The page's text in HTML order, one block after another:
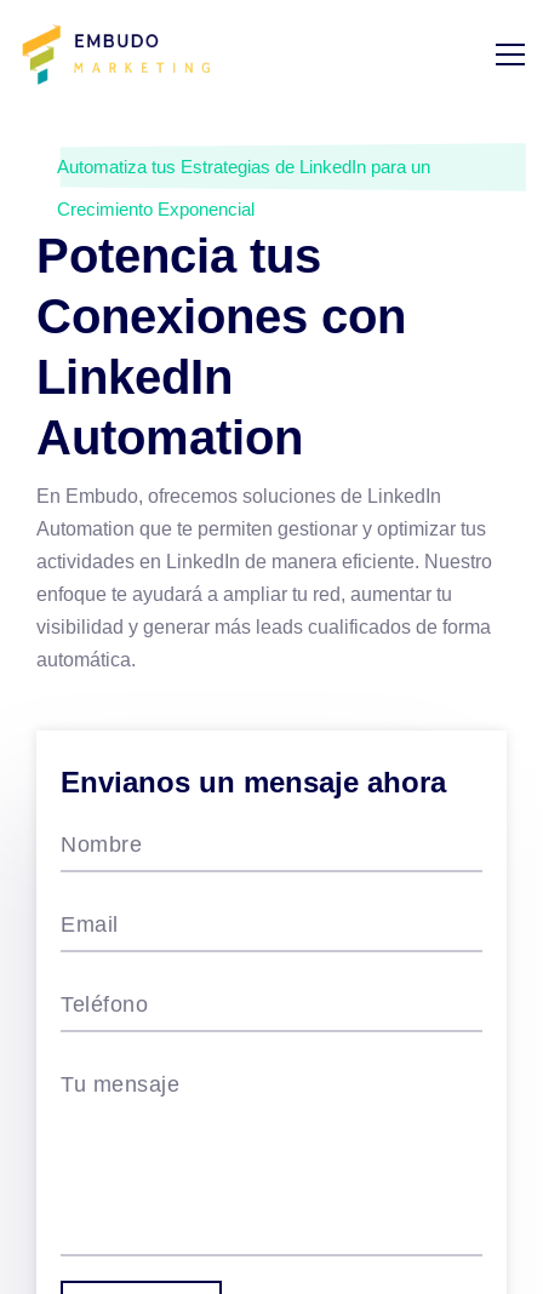
Automatiza tus Estrategias de LinkedIn para un
Crecimiento Exponencial
Potencia tus
Conexiones con
LinkedIn
Automation
En Embudo, ofrecemos soluciones de LinkedIn
Automation que te permiten gestionar y optimizar tus
actividades en LinkedIn de manera eficiente. Nuestro
enfoque te ayudará a ampliar tu red, aumentar tu
visibilidad y generar más leads cualificados de forma
automática.
Envianos un mensaje ahora
Nombre
Email
Teléfono
Tu mensaje